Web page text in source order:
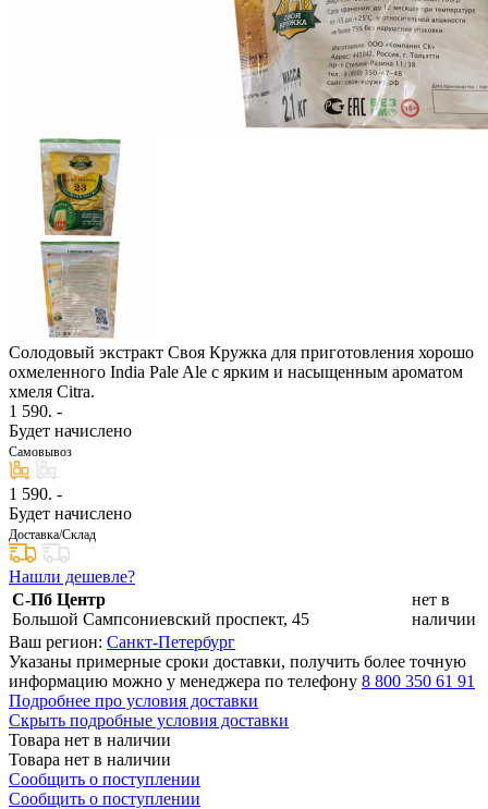
Солодовый экстракт Своя Кружка для приготовления хорошо
охмеленного India Pale Ale с ярким и насыщенным ароматом
хмеля Citra.
1 590. -
Будет начислено
Самовывоз
1 590. -
Будет начислено
Доставка/Склад
Нашли дешевле?
С-Пб Центр
Большой Сампсониевский проспект, 45
нет в
наличии
Ваш регион: Санкт-Петербург
Указаны примерные сроки доставки, получить более точную
информацию можно у менеджера по телефону 8 800 350 61 91
Подробнее про условия доставки
Скрыть подробные условия доставки
Товара нет в наличии
Товара нет в наличии
Сообщить о поступлении
Сообщить о поступлении